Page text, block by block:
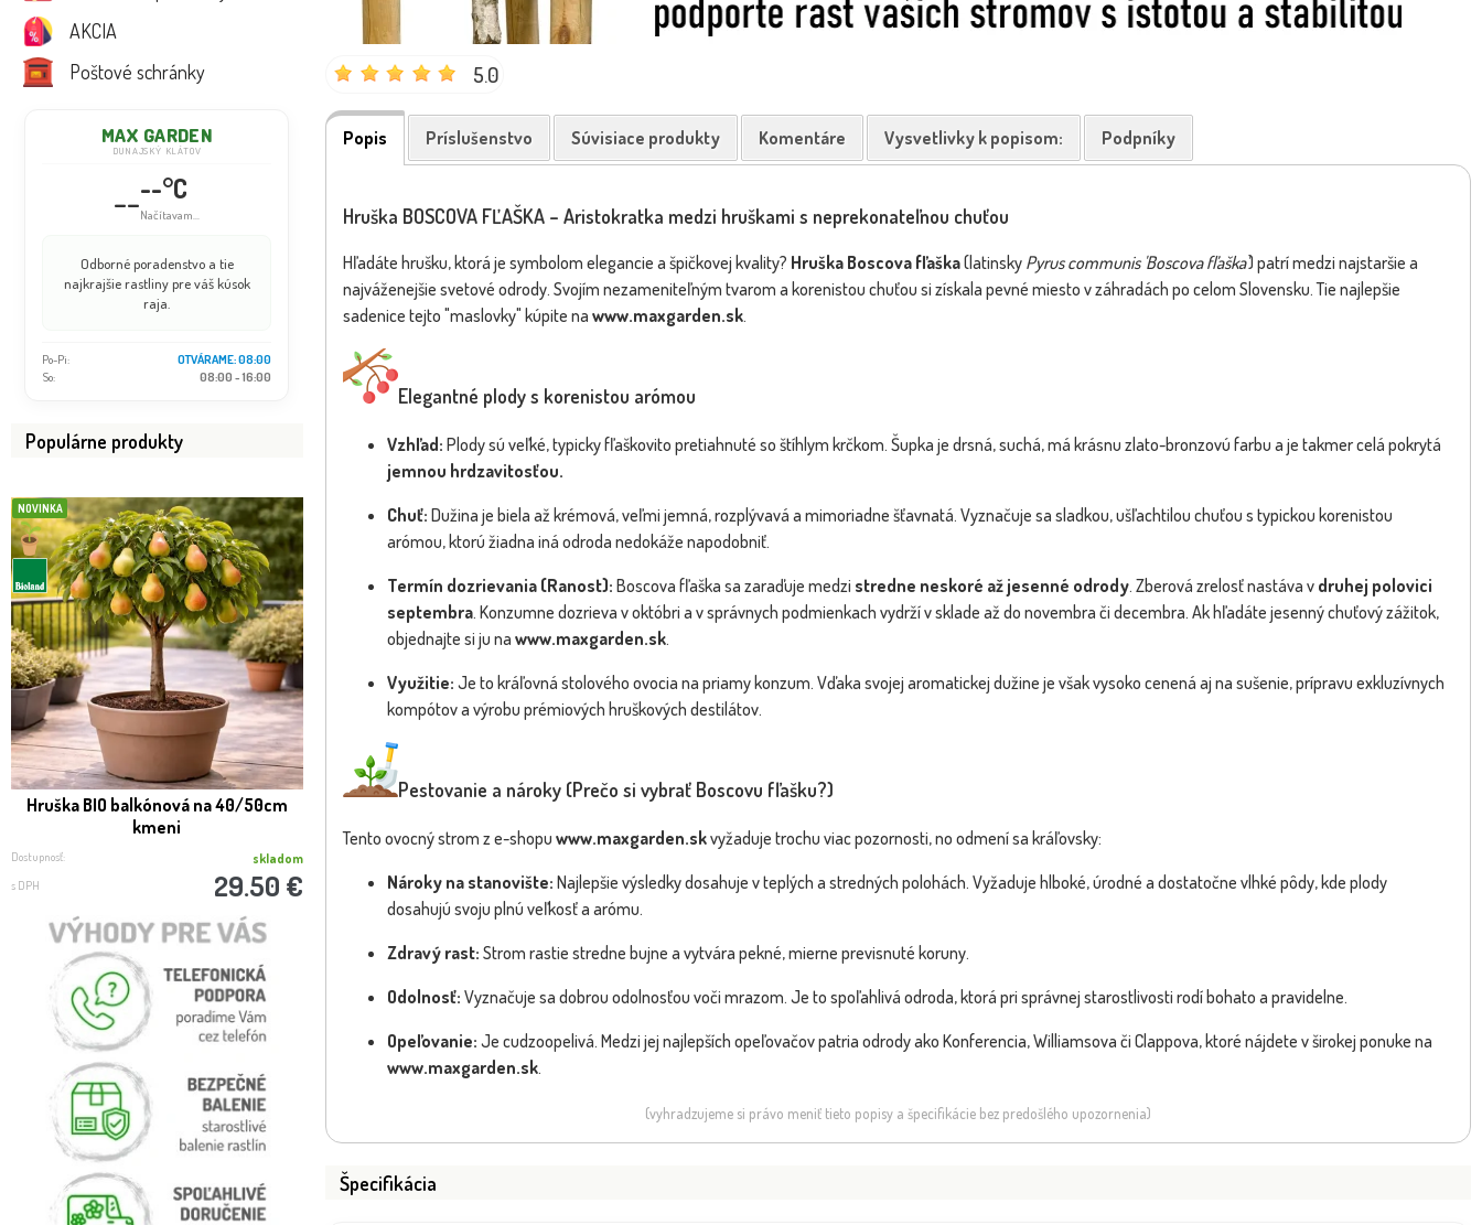
AKCIA
Poštové schránky
MAX GARDEN
DUNAJSKÝ KLÁTOV
----°C
Načítavam...
Odborné poradenstvo a tie
najkrajšie rastliny pre váš kúsok
raja.
Po-Pi:
OTVÁRAME: 08:00
So:
08:00 - 16:00
Populárne produkty
NOVINKA
Hruška BIO balkónová na 40/50cm
kmeni
Dostupnosť: skladom
s DPH 29.50 €
BIO hruška TRIO - na 40cm kmeni
61.10 €
NOVINKA
Hruška mini - Pyrus communis -
zakrslá odroda
s DPH 37.70 €
BOMBA
SLUŽBA REAL FOTO - Fotka pred
s DPH 1.00 €
NOVINKAHruška jesenná ZIMNÁ- Pyrus
s DPH
5.0
Popis Príslušenstvo Súvisiace produkty Komentáre Vysvetlivky k popisom: Podpníky
Hruška BOSCOVA FĽAŠKA – Aristokratka medzi hruškami s neprekonateľnou chuťou
Hľadáte hrušku, ktorá je symbolom elegancie a špičkovej kvality? Hruška Boscova fľaška(latinsky Pyrus communis 'Boscova fľaška') patrí medzi najstaršie a
najváženejšie svetové odrody. Svojím nezameniteľným tvarom a korenistou chuťou si získala pevné miesto v záhradách po celom Slovensku. Tie najlepšie
sadenice tejto "maslovky" kúpite na www.maxgarden.sk.
Elegantné plody s korenistou arómou
Vzhľad: Plody sú veľké, typicky fľaškovito pretiahnuté so štíhlym krčkom. Šupka je drsná, suchá, má krásnu zlato-bronzovú farbu a je takmer celá pokrytá
jemnou hrdzavitosťou.
Chuť: Dužina je biela až krémová, veľmi jemná, rozplývavá a mimoriadne šťavnatá. Vyznačuje sa sladkou, ušľachtilou chuťou s typickou korenistou
arómou, ktorú žiadna iná odroda nedokáže napodobniť.
Termín dozrievania (Ranost): Boscova fľaška sa zaraďuje medzi stredne neskoré až jesenné odrody. Zberová zrelosť nastáva v druhej polovici
septembra. Konzumne dozrieva v októbri a v správnych podmienkach vydrží v sklade až do novembra či decembra. Ak hľadáte jesenný chuťový zážitok,
objednajte si ju na www.maxgarden.sk.
Využitie: Je to kráľovná stolového ovocia na priamy konzum. Vďaka svojej aromatickej dužine je však vysoko cenená aj na sušenie, prípravu exkluzívnych
kompótov a výrobu prémiových hruškových destilátov.
Pestovanie a nároky (Prečo si vybrať Boscovu fľašku?)
Tento ovocný strom z e-shopu www.maxgarden.skvyžaduje trochu viac pozornosti, no odmení sa kráľovsky:
Nároky na stanovište: Najlepšie výsledky dosahuje v teplých a stredných polohách. Vyžaduje hlboké, úrodné a dostatočne vlhké pôdy, kde plody
dosahujú svoju plnú veľkosť a arómu.
Zdravý rast: Strom rastie stredne bujne a vytvára pekné, mierne previsnuté koruny.
Odolnosť: Vyznačuje sa dobrou odolnosťou voči mrazom. Je to spoľahlivá odroda, ktorá pri správnej starostlivosti rodí bohato a pravidelne.
Opeľovanie: Je cudzoopelivá. Medzi jej najlepších opeľovačov patria odrody ako Konferencia, Williamsova či Clappova, ktoré nájdete v širokej ponuke na
www.maxgarden.sk.
(vyhradzujeme si právo meniť tieto popisy a špecifikácie bez predošlého upozornenia)
Špecifikácia